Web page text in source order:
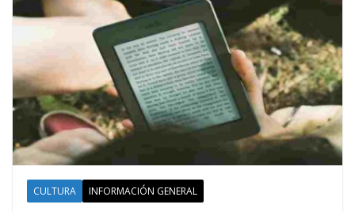
CULTURA INFORMACIÓN GENERAL